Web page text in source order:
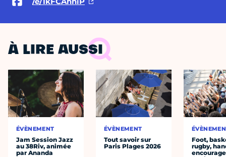
À LIRE AUSSI
ÉVÈNEMENT
Jam Session Jazz
au 38Riv, animée
par Ananda
ÉVÈNEMENT
Tout savoir sur
Paris Plages 2026
Foot,
rugby,